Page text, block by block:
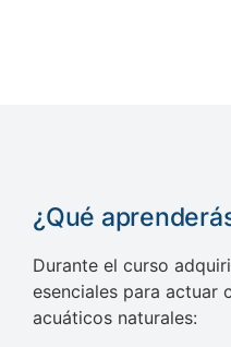
¿Qué
Durante el curso
esenciales para actuar
acuáticos naturales: